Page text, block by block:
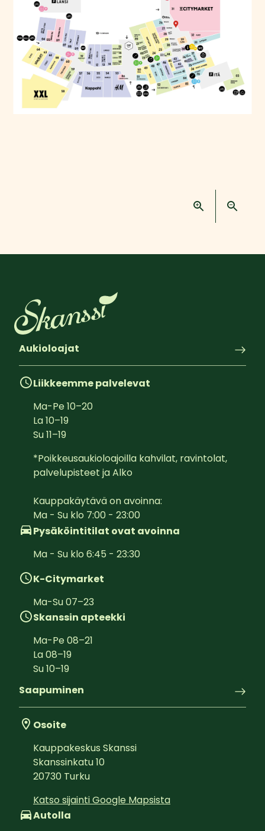
Aukioloajat
Liikkeemme palvelevat
Ma-Pe10–20
La10–19
Su11–19
*Poikkeusaukioloajoilla kahvilat, ravintolat,
palvelupisteet ja Alko
Kauppakäytävä on avoinna:
Ma - Su klo 7:00 - 23:00
Pysäköintitilat ovat avoinna
Ma - Su klo 6:45 - 23:30
K-Citymarket
Ma-Su07–23
Skanssin apteekki
Ma-Pe08–21
La08–19
Su10–19
Saapuminen
Osoite
Kauppakeskus Skanssi
Skanssinkatu 10
20730 Turku
Katso sijainti Google Mapsista
Autolla